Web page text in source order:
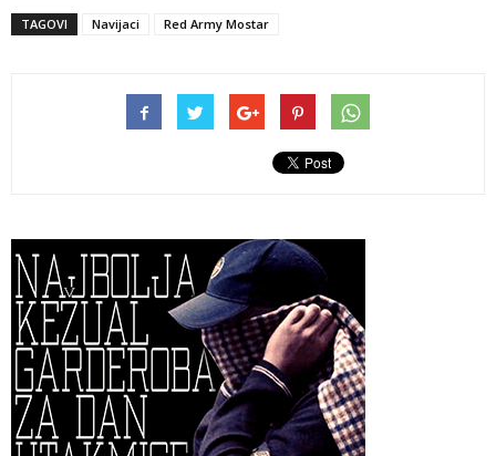
TAGOVI Navijaci Red Army Mostar